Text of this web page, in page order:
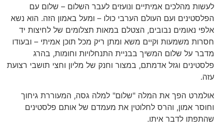
לעשות מהלכים אמיתיים ונועזים לעבר השלום – שלום עם
הפלסטינים ועם העולם הערבי כולו – ומעל באמון הזה. הוא נשא
אלפי נאומים נבובים, הצטלם במאות תצלומים של לחיצות יד
חסרות משמעות וקיים משא ומתן ריק מכל תוכן אמיתי – ובעודו
מדבר על שלום המשיך בבניית התנחלויות וחומות, בהרג
פלסטינים וגזל אדמתם, במצור וחנק של מליון וחצי תושבי רצועת
עזה.
אולמרט הפך את המלה "שלום" למלה גסה, המעוררת גיחוך
וחוסר אמון, והרס לחלוטין את מעמדם של אותם פלסטינים
שהתפתו לדבר איתו.